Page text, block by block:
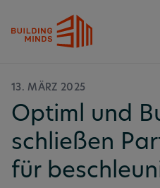
13. MÄRZ 2025
Optiml und
schließen
für